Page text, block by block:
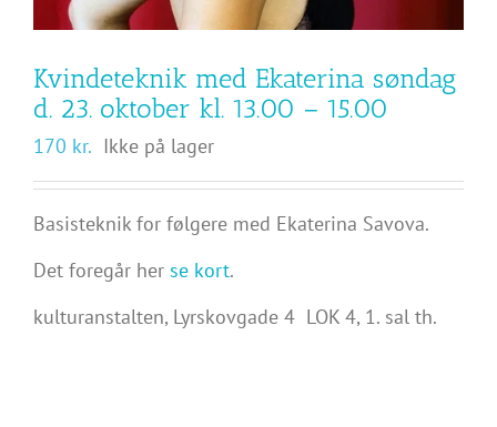
Kvindeteknik med Ekaterina søndag
d. 23. oktober kl. 13.00 – 15.00
170 kr. Ikke på lager
Basisteknik for følgere med Ekaterina Savova.
Det foregår her se kort.
kulturanstalten, Lyrskovgade 4 LOK 4, 1. sal th.